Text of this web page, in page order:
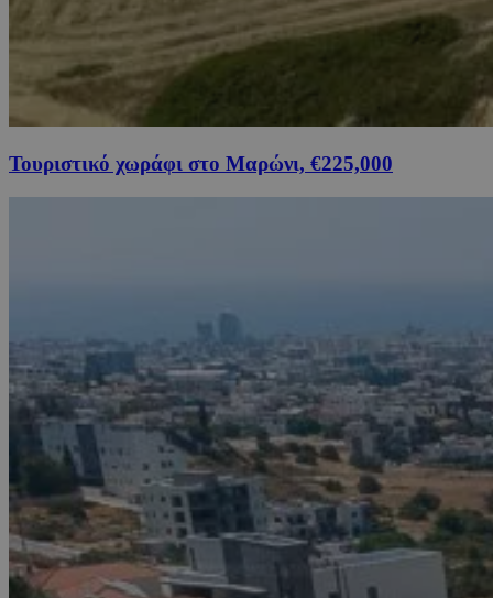
Τουριστικό χωράφι στο Μαρώνι, €225,000